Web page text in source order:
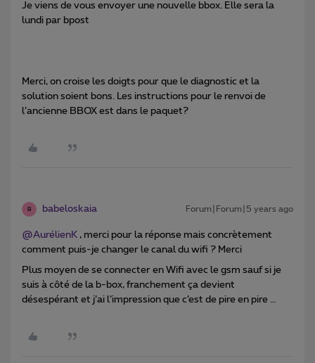
Je viens de vous envoyer une nouvelle bbox. Elle sera la
lundi par bpost
Merci, on croise les doigts pour que le diagnostic et la
solution soient bons. Les instructions pour le renvoi de
l’ancienne BBOX est dans le paquet?
B babeloskaia Forum|Forum|5 years ago
@AurélienK , merci pour la réponse mais concrètement
comment puis-je changer le canal du wifi ? Merci
Plus moyen de se connecter en Wifi avec le gsm sauf si je
suis à côté de la b-box, franchement ça devient
désespérant et j’ai l’impression que c’est de pire en pire …